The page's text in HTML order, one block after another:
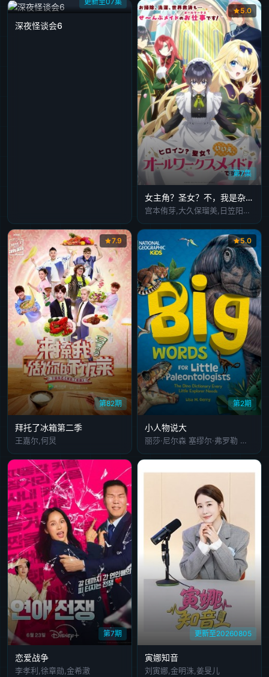
深夜怪谈会6
第7集
5.0
女主角？圣女？不，我是杂役女仆(自豪)！
宫本侑芽,大久保瑠美,日笠阳子,天崎滉平,小野友树,堀江瞬,仲村宗悟
第82期
7.9
拜托了冰箱第二季
王嘉尔,何炅
第2期
5.0
小人物说大
丽莎·尼尔森 塞缪尔·弗罗勒 玛丽亚·邦维尔 艾米莉亚·马特森 尤尔根·托尔松
第7期
恋爱战争
李孝利,徐章勋,金希澈
更新至20260805
寅娜知音
刘寅娜,金明洙,姜旻儿